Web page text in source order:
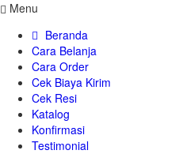
Menu
Beranda
Cara Belanja
Cara Order
Cek Biaya Kirim
Cek Resi
Katalog
Konfirmasi
Testimonial